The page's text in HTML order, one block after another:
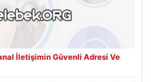
İletişimin Güvenli Adresi Ve